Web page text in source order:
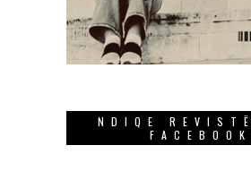
NDIQE
FACEBOOK